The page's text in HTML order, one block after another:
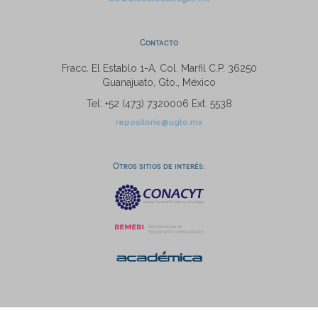
Contacto
Fracc. El Establo 1-A, Col. Marfil C.P. 36250
Guanajuato, Gto., México
Tel: +52 (473) 7320006 Ext. 5538
repositorio@ugto.mx
Otros sitios de interés: